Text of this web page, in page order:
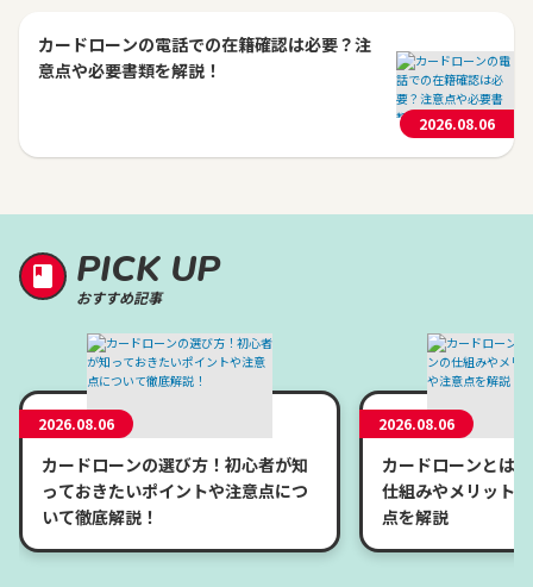
カードローンの電話での在籍確認は必要？注
意点や必要書類を解説！
2026.08.06
PICK UP
おすすめ記事
2026.08.06
カードローンの選び方！初心者が知
っておきたいポイントや注意点につ
いて徹底解説！
2026.08.06
カードローンとは
仕組みやメリット
点を解説